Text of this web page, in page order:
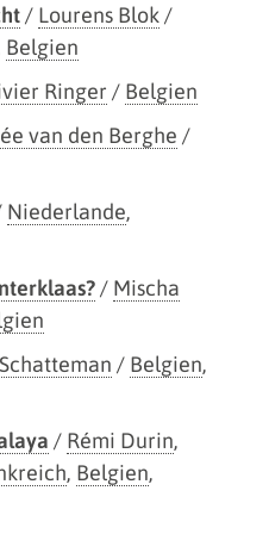
/ Lourens Blok /
Belgien
Ringer / Belgien
van den Berghe /
Niederlande,
/ Mischa
/ Belgien,
/ Rémi Durin,
, Belgien,